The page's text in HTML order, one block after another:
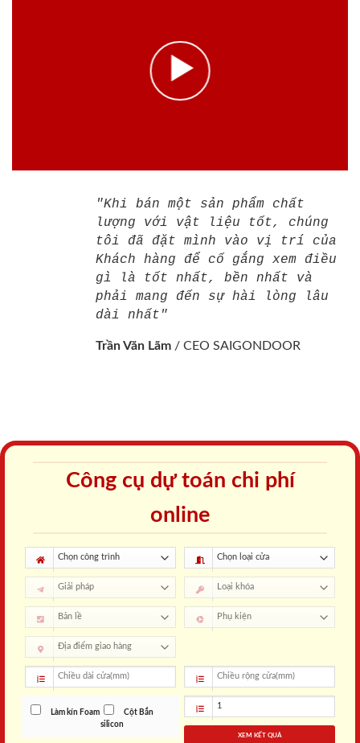
"Khi bán một sản phẩm chất
lượng với vật liệu tốt, chúng
tôi đã đặt mình vào vị trí của
Khách hàng để cố gắng xem điều
gì là tốt nhất, bền nhất và
phải mang đến sự hài lòng lâu
dài nhất"
Trần Văn Lãm / CEO SAIGONDOOR
Công cụ dự toán chi phí
online
Làm kín Foam
Cột Bắn
silicon
XEM KẾT QUẢ